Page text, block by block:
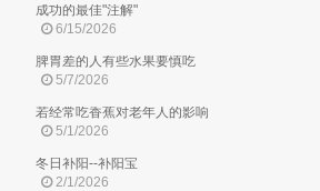
成功的最佳"注解"
6/15/2026
脾胃差的人有些水果要慎吃
5/7/2026
若经常吃香蕉对老年人的影响
5/1/2026
冬日补阳--补阳宝
2/1/2026